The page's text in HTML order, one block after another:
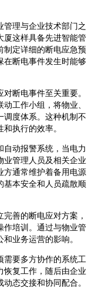
管理与企业技术部门之
厦这样具备先进智能管
制定详细的断电应急预
在断电事件发生时能够
断电事件至关重要。
工作小组，将物业、
调度体系。这种机制不
执行的效率。
自动报警系统，当电力
业管理人员及相关企业
方通常维护着备用电源
基本安全和人员疏散顺
善的断电应对方案，
作培训。通过与物业管
业务运营的影响。
需要多方协作的系统工
恢复工作，随后由企业
态交接和协同配合。